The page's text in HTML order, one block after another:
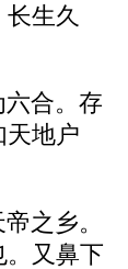
生久
六合。存
天地户
之乡。
。又鼻下